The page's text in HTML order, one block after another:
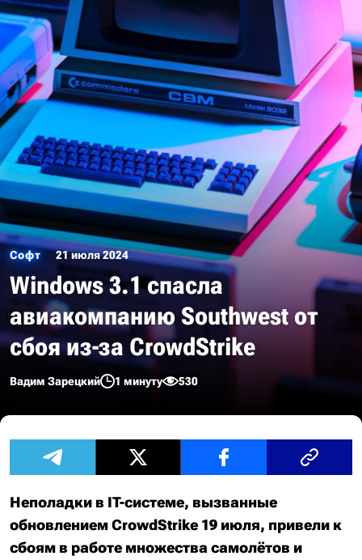
Софт 21 июля 2024
Windows 3.1 спасла
авиакомпанию Southwest от
сбоя из-за CrowdStrike
Вадим Зарецкий 1 минуту 530
Неполадки в IT-системе, вызванные
обновлением CrowdStrike 19 июля, привели к
сбоям в работе множества самолётов и